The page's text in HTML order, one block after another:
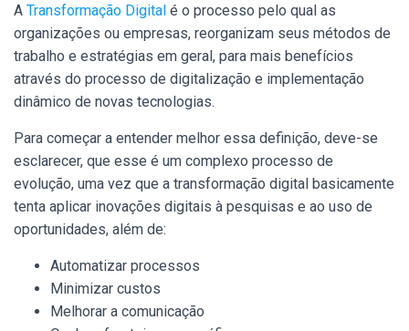
A Transformação Digital é o processo pelo qual as
organizações ou empresas, reorganizam seus métodos de
trabalho e estratégias em geral, para mais benefícios
através do processo de digitalização e implementação
dinâmico de novas tecnologias.
Para começar a entender melhor essa definição, deve-se
esclarecer, que esse é um complexo processo de
evolução, uma vez que a transformação digital basicamente
tenta aplicar inovações digitais à pesquisas e ao uso de
oportunidades, além de:
Automatizar processos
Minimizar custos
Melhorar a comunicação